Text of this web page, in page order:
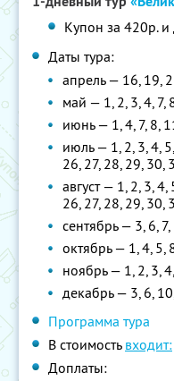
Купон за 420р. и
Даты тура:
апрель — 16, 19,
май — 1, 2, 3, 4, 7,
июнь — 1, 4, 7, 8,
июль — 1, 2, 3, 4,
26, 27, 28, 29, 30,
август — 1, 2, 3,
26, 27, 28, 29, 30,
сентябрь — 3, 6,
октябрь — 1, 4, 5,
ноябрь — 1, 2, 3,
декабрь — 3, 6,
Программа тура
В стоимость входит:
Доплаты: